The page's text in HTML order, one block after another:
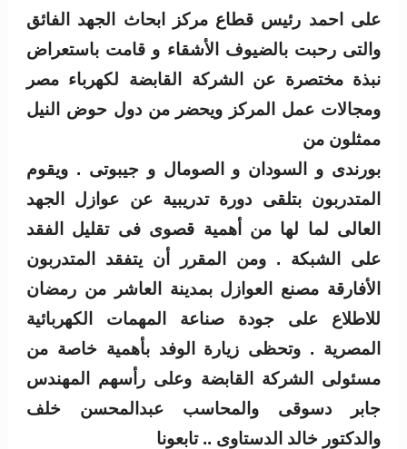
على احمد رئيس قطاع مركز ابحاث الجهد الفائق
والتى رحبت بالضيوف الأشقاء و قامت باستعراض
نبذة مختصرة عن الشركة القابضة لكهرباء مصر
ومجالات عمل المركز ويحضر من دول حوض النيل
ممثلون من
بورندى و السودان و الصومال و جيبوتى . ويقوم
المتدربون بتلقى دورة تدريبية عن عوازل الجهد
العالى لما لها من أهمية قصوى فى تقليل الفقد
على الشبكة . ومن المقرر أن يتفقد المتدربون
الأفارقة مصنع العوازل بمدينة العاشر من رمضان
للاطلاع على جودة صناعة المهمات الكهربائية
المصرية . وتحظى زيارة الوفد بأهمية خاصة من
مسئولى الشركة القابضة وعلى رأسهم المهندس
جابر دسوقى والمحاسب عبدالمحسن خلف
والدكتور خالد الدستاوى .. تابعونا